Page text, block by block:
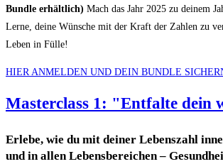
Bundle erhältlich) Mach das Jahr 2025 zu deinem
Lerne, deine Wünsche mit der Kraft der Zahlen zu
Leben in Fülle!
HIER ANMELDEN UND DEIN BUNDLE
Masterclass 1: "Entfalte dein
Erlebe, wie du mit deiner Lebenszahl
und in allen Lebensbereichen –